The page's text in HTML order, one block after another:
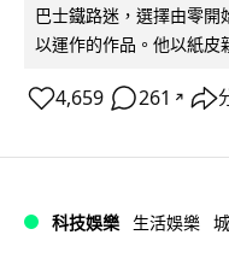
巴士鐵路迷，選擇由零
以運作的作品。他以紙皮
4,659 261 ↗
科技娛樂 生活娛樂